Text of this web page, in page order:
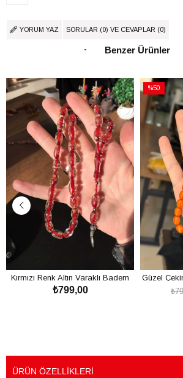
YORUM YAZ SORULAR (0) VE CEVAPLAR (0)
Benzer Ürünler
Kırmızı Renk Altın Varaklı Badem
Tane Uçak Camı Tesbih
₺799,00
%50
İndirim
%50İndirim
Güzel
ÜRÜN ÖZELLIKLERI